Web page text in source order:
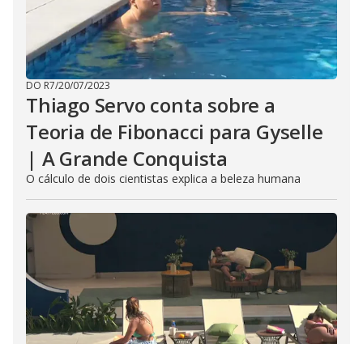
DO R7/20/07/2023
Thiago Servo conta sobre a
Teoria de Fibonacci para Gyselle
| A Grande Conquista
O cálculo de dois cientistas explica a beleza humana